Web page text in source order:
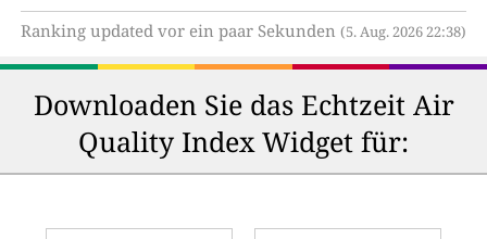
Ranking updated vor ein paar Sekunden (5. Aug. 2026 22:38)
Downloaden Sie das Echtzeit Air
Quality Index Widget für: